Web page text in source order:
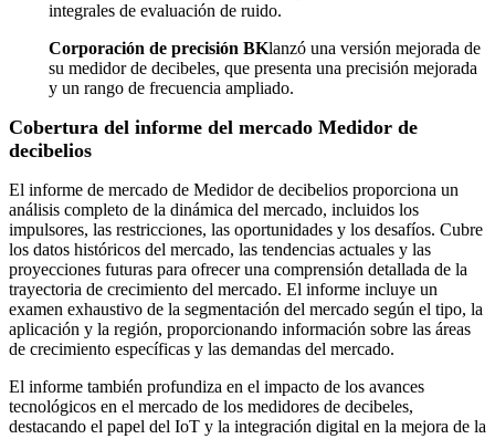
integrales de evaluación de ruido.
Corporación de precisión BKlanzó una versión mejorada de
su medidor de decibeles, que presenta una precisión mejorada
y un rango de frecuencia ampliado.
Cobertura del informe del mercado Medidor de
decibelios
El informe de mercado de Medidor de decibelios proporciona un
análisis completo de la dinámica del mercado, incluidos los
impulsores, las restricciones, las oportunidades y los desafíos. Cubre
los datos históricos del mercado, las tendencias actuales y las
proyecciones futuras para ofrecer una comprensión detallada de la
trayectoria de crecimiento del mercado. El informe incluye un
examen exhaustivo de la segmentación del mercado según el tipo, la
aplicación y la región, proporcionando información sobre las áreas
de crecimiento específicas y las demandas del mercado.
El informe también profundiza en el impacto de los avances
tecnológicos en el mercado de los medidores de decibeles,
destacando el papel del IoT y la integración digital en la mejora de la